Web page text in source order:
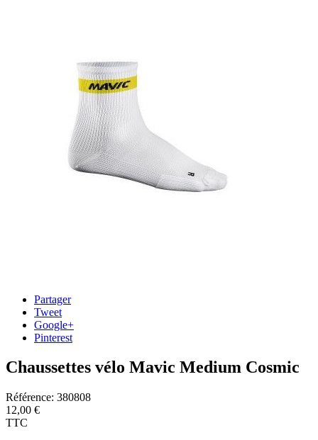
Partager
Tweet
Google+
Pinterest
Chaussettes vélo Mavic Medium Cosmic
Référence: 380808
12,00 €
TTC